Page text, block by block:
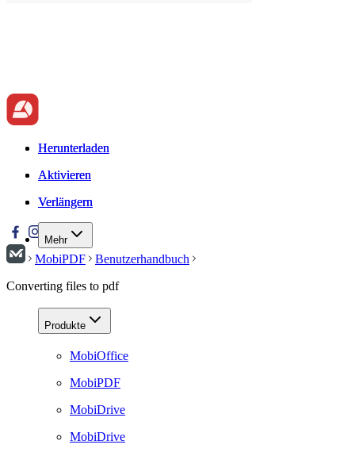
Herunterladen
Aktivieren
Verlängern
Mehr
Herunterladen
Aktivieren
Verlängern
MobiPDF
Benutzerhandbuch
Converting files to pdf
Produkte
MobiOffice
MobiPDF
MobiDrive
MobiDrive